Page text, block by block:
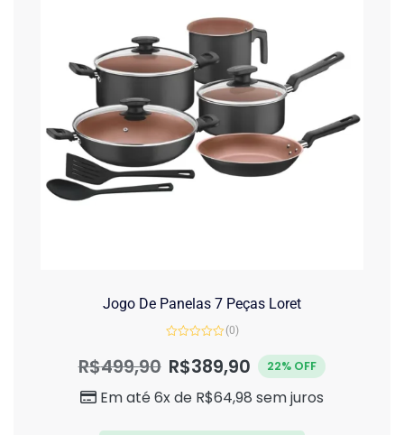
Jogo De Panelas 7 Peças Loret
de
(0)
R$499,90 R$389,90 22% OFF
Em até 6x de R$64,98 sem juros